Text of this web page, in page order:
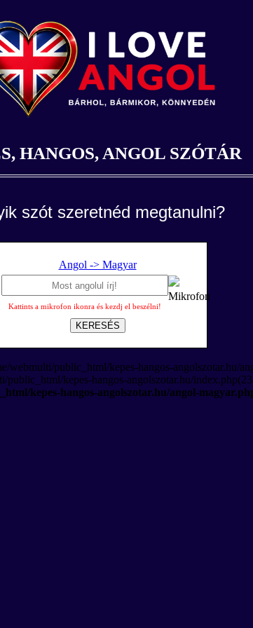
HANGOS, ANGOL SZÓTÁR
szót szeretnéd megtanulni?
Angol -> Magyar
Kattints a mikrofon ikonra és kezdj el beszélni!
KERESÉS
public_html/kepes-hangos-angolszotar.hu/
public_html/kepes-hangos-angolszotar.hu/
kepes-hangos-angolszotar.hu/angol-